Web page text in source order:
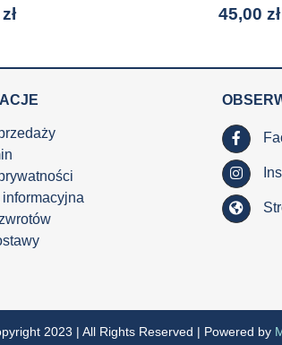
zł 45,00 zł
2023 | All Rights Reserved | Powered by